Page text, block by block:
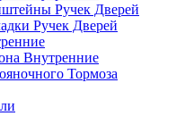
Ручек Дверей
Ручек Дверей
Внутренние
Тормоза